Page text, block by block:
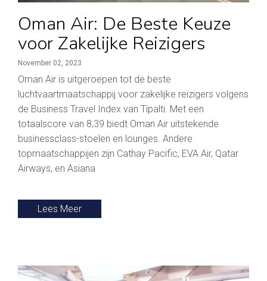
Oman Air: De Beste Keuze
voor Zakelijke Reizigers
November 02, 2023
Oman Air is uitgeroepen tot de beste
luchtvaartmaatschappij voor zakelijke reizigers volgens
de Business Travel Index van Tipalti. Met een
totaalscore van 8,39 biedt Oman Air uitstekende
businessclass-stoelen en lounges. Andere
topmaatschappijen zijn Cathay Pacific, EVA Air, Qatar
Airways, en Asiana
Lees Meer